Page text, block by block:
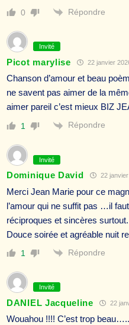
0 Répondre
Invité
Picot marylise 22 janvier
Chanson d’amour et beau
ne savent pas aimer de la
aimer pareil c’est mieux BIZ
1 Répondre
Invité
Dominique David 22
Merci Jean Marie pour ce
l’amour qui ne suffit pas …il
réciproques et sincères surtout.
Douce soirée et agréable nuit
1 Répondre
Invité
DANIEL Jacqueline 22
Wouahou !!!! C’est trop